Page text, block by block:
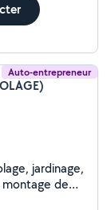
Auto-entrepreneur
jardinage,
de